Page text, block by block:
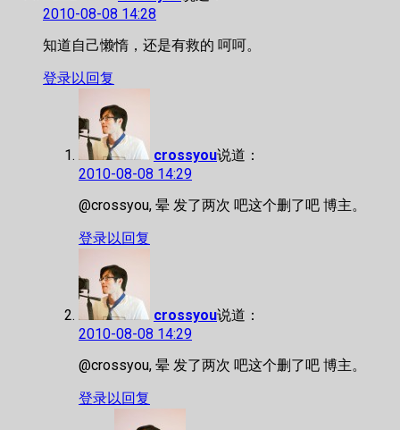
2010-08-08 14:28
知道自己懒惰，还是有救的 呵呵。
登录以回复
crossyou说道：
2010-08-08 14:29
@crossyou, 晕 发了两次 吧这个删了吧 博主。
登录以回复
crossyou说道：
2010-08-08 14:29
@crossyou, 晕 发了两次 吧这个删了吧 博主。
登录以回复